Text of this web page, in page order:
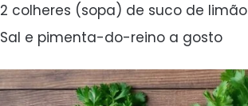
2 colheres (sopa) de suco de limão
Sal e pimenta-do-reino a gosto